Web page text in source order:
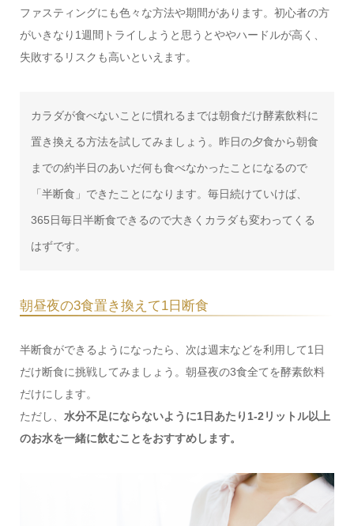
ファスティングにも色々な方法や期間があります。初心者の方
がいきなり1週間トライしようと思うとややハードルが高く、
失敗するリスクも高いといえます。
カラダが食べないことに慣れるまでは朝食だけ酵素飲料に
置き換える方法を試してみましょう。昨日の夕食から朝食
までの約半日のあいだ何も食べなかったことになるので
「半断食」できたことになります。毎日続けていけば、
365日毎日半断食できるので大きくカラダも変わってくる
はずです。
朝昼夜の3食置き換えて1日断食
半断食ができるようになったら、次は週末などを利用して1日
だけ断食に挑戦してみましょう。朝昼夜の3食全てを酵素飲料
だけにします。
ただし、 水分不足にならないように1日あたり1-2リットル以上
のお水を一緒に飲むことをおすすめします。